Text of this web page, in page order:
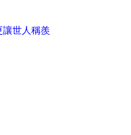
世人稱羨